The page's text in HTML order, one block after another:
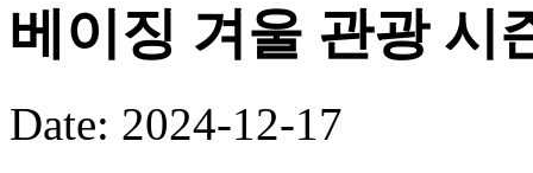
베이징 겨울 관광 시
Date: 2024-12-17